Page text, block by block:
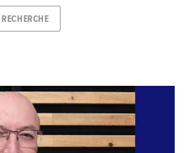
RECHERCHE